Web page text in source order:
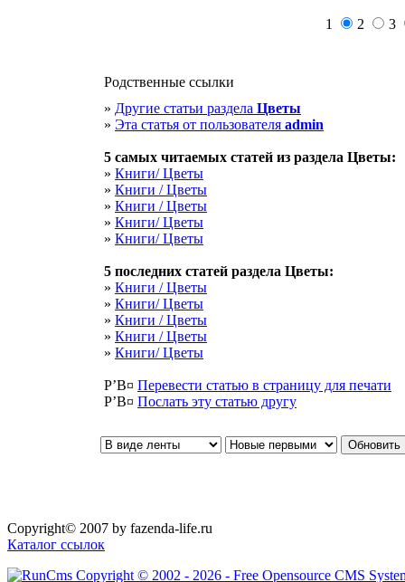
1 2 3
Родственные ссылки
» Другие статьи раздела Цветы
» Эта статья от пользователя admin
5 cамых читаемых статей из раздела Цветы:
» Книги/ Цветы
» Книги / Цветы
» Книги / Цветы
» Книги/ Цветы
» Книги/ Цветы
5 последних статей раздела Цветы:
» Книги / Цветы
» Книги/ Цветы
» Книги / Цветы
» Книги / Цветы
» Книги/ Цветы
Р’В¤ Перевести статью в страницу для печати
Р’В¤ Послать эту cтатью другу
Copyright© 2007 by fazenda-life.ru
Каталог ссылок